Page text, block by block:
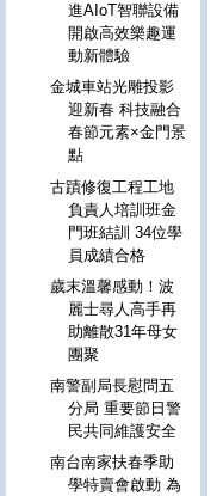
進AIoT智聯設備
開啟高效樂趣運
動新體驗
金城車站光雕投影
迎新春 科技融合
春節元素×金門景
點
古蹟修復工程工地
負責人培訓班金
門班結訓 34位學
員成績合格
歲末溫馨感動！波
麗士尋人高手再
助離散31年母女
團聚
南警副局長慰問五
分局 重要節日警
民共同維護安全
南台南家扶春季助
學特賣會啟動 為